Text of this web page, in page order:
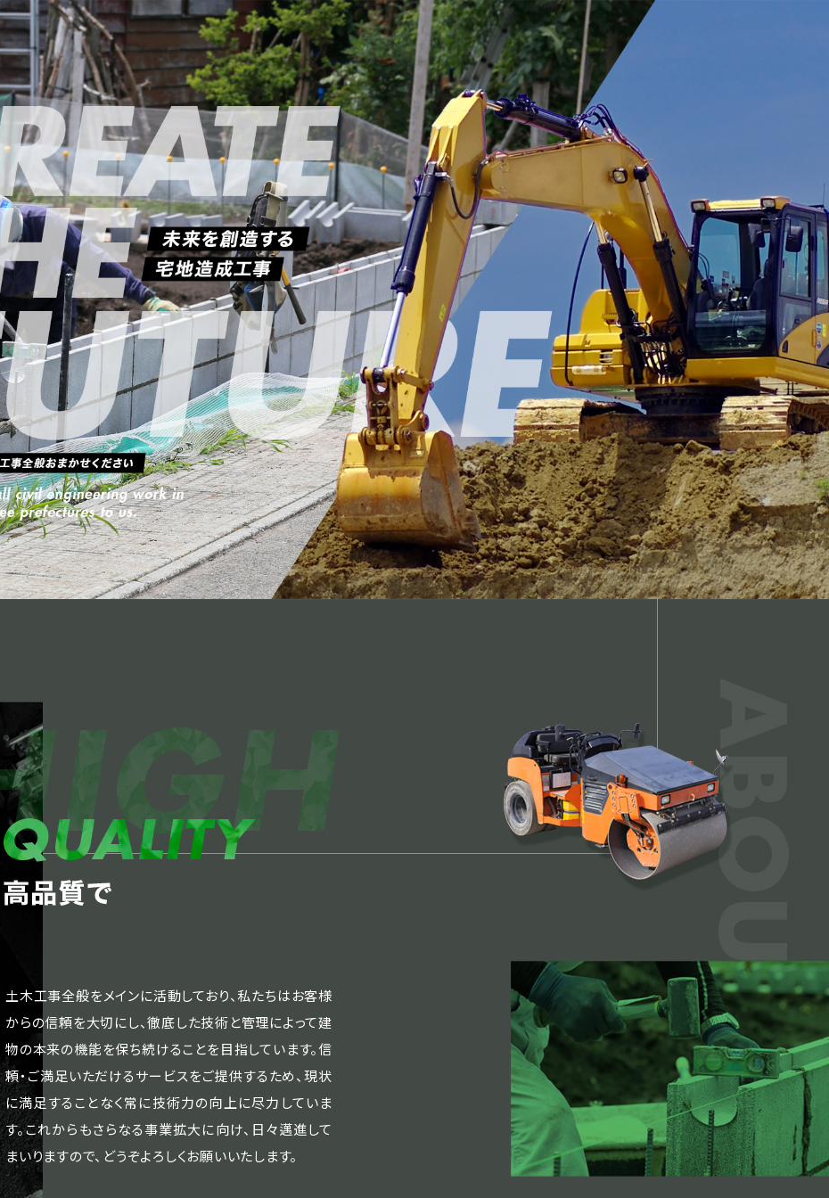
土木工事全般をメインに活動しており、私たちはお客様
からの信頼を大切にし、徹底した技術と管理によって建
物の本来の機能を保ち続けることを目指しています。信
頼・ご満足いただけるサービスをご提供するため、現状
に満足することなく常に技術力の向上に尽力していま
す。これからもさらなる事業拡大に向け、日々邁進して
まいりますので、どうぞよろしくお願いいたします。